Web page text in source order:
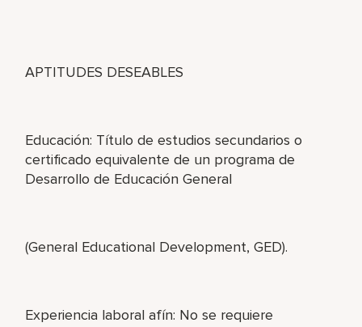
APTITUDES DESEABLES
Educación: Título de estudios secundarios o
certificado equivalente de un programa de
Desarrollo de Educación General
(General Educational Development, GED).
Experiencia laboral afín: No se requiere